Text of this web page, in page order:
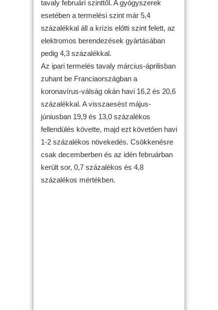
tavaly februári szinttől. A gyógyszerek
esetében a termelési szint már 5,4
százalékkal áll a krízis előtti szint felett, az
elektromos berendezések gyártásában
pedig 4,3 százalékkal.
Az ipari termelés tavaly március-áprilisban
zuhant be Franciaországban a
koronavírus-válság okán havi 16,2 és 20,6
százalékkal. A visszaesést május-
júniusban 19,9 és 13,0 százalékos
fellendülés követte, majd ezt követően havi
1-2 százalékos növekedés. Csökkenésre
csak decemberben és az idén februárban
került sor, 0,7 százalékos és 4,8
százalékos mértékben.